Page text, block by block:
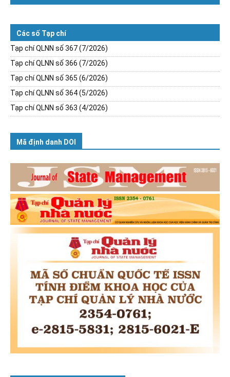
Các số Tạp chí
Tạp chí QLNN số 367 (7/2026)
Tạp chí QLNN số 366 (7/2026)
Tạp chí QLNN số 365 (6/2026)
Tạp chí QLNN số 364 (5/2026)
Tạp chí QLNN số 363 (4/2026)
Mã định danh DOI